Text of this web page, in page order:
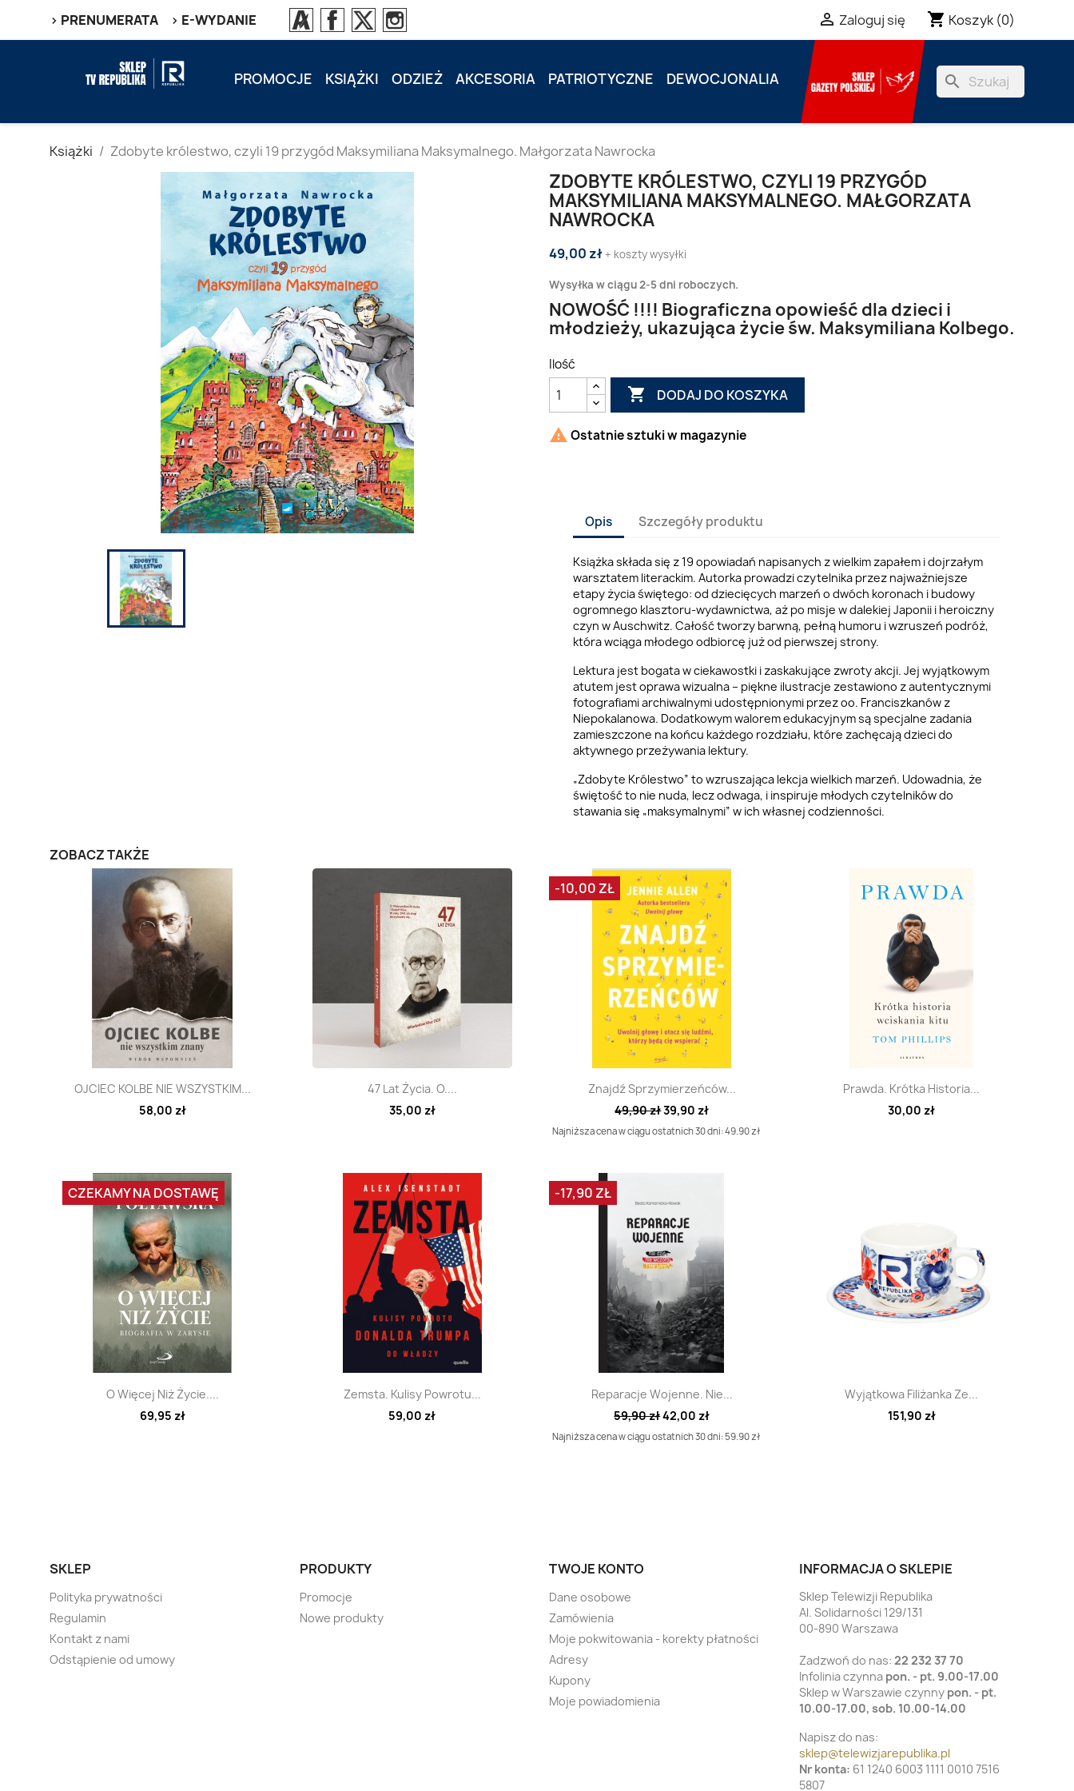
> PRENUMERATA > E-WYDANIE  Zaloguj się shopping_cart Koszyk (0)
PROMOCJE KSIĄŻKI ODZIEŻ AKCESORIA PATRIOTYCZNE DEWOCJONALIA search
Książki Zdobyte królestwo, czyli 19 przygód Maksymiliana Maksymalnego. Małgorzata Nawrocka
ZDOBYTE KRÓLESTWO, CZYLI 19 PRZYGÓD
MAKSYMILIANA MAKSYMALNEGO. MAŁGORZATA
NAWROCKA
49,00 zł + koszty wysyłki
Wysyłka w ciągu 2-5 dni roboczych.
NOWOŚĆ !!!! Biograficzna opowieść dla dzieci i
młodzieży, ukazująca życie św. Maksymiliana Kolbego.
Ilość
 DODAJ DO KOSZYKA
 Ostatnie sztuki w magazynie
Opis Szczegóły produktu
Książka składa się z 19 opowiadań napisanych z wielkim zapałem i dojrzałym
warsztatem literackim. Autorka prowadzi czytelnika przez najważniejsze
etapy życia świętego: od dziecięcych marzeń o dwóch koronach i budowy
ogromnego klasztoru-wydawnictwa, aż po misje w dalekiej Japonii i heroiczny
czyn w Auschwitz. Całość tworzy barwną, pełną humoru i wzruszeń podróż,
która wciąga młodego odbiorcę już od pierwszej strony.
Lektura jest bogata w ciekawostki i zaskakujące zwroty akcji. Jej wyjątkowym
atutem jest oprawa wizualna – piękne ilustracje zestawiono z autentycznymi
fotografiami archiwalnymi udostępnionymi przez oo. Franciszkanów z
Niepokalanowa. Dodatkowym walorem edukacyjnym są specjalne zadania
zamieszczone na końcu każdego rozdziału, które zachęcają dzieci do
aktywnego przeżywania lektury.
„Zdobyte Królestwo” to wzruszająca lekcja wielkich marzeń. Udowadnia, że
świętość to nie nuda, lecz odwaga, i inspiruje młodych czytelników do
stawania się „maksymalnymi” w ich własnej codzienności.
ZOBACZ TAKŻE
Szybki podgląd
OJCIEC KOLBE NIE WSZYSTKIM...
58,00 zł
Szybki podgląd
47 Lat Życia. O....
35,00 zł
Szybki podgląd
Znajdź Sprzymierzeńców...
49,90 zł39,90 zł
Najniższa cena w ciągu ostatnich 30 dni: 49.90 zł
-10,00 ZŁ
Szybki podgląd
Prawda. Krótka Historia...
30,00 zł
Szybki podgląd
O Więcej Niż Życie....
69,95 zł
CZEKAMY NA DOSTAWĘ
Szybki podgląd
Zemsta. Kulisy Powrotu...
59,00 zł
Szybki podgląd
Reparacje Wojenne. Nie...
59,90 zł42,00 zł
Najniższa cena w ciągu ostatnich 30 dni: 59.90 zł
-17,90 ZŁ
Szybki podgląd
Wyjątkowa Filiżanka Ze...
151,90 zł
SKLEP
Polityka prywatności
Regulamin
Kontakt z nami
Odstąpienie od umowy
PRODUKTY
Promocje
Nowe produkty
TWOJE KONTO
Dane osobowe
Zamówienia
Moje pokwitowania - korekty płatności
Adresy
Kupony
Moje powiadomienia
INFORMACJA O SKLEPIE
Sklep Telewizji Republika
Al. Solidarności 129/131
00-890 Warszawa
Zadzwoń do nas: 22 232 37 70
Infolinia czynna pon. - pt. 9.00-17.00
Sklep w Warszawie czynny pon. - pt.
10.00-17.00, sob. 10.00-14.00
Napisz do nas:
sklep@telewizjarepublika.pl
Nr konta: 61 1240 6003 1111 0010 7516
5807